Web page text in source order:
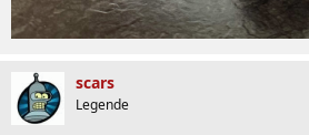
scars
Legende